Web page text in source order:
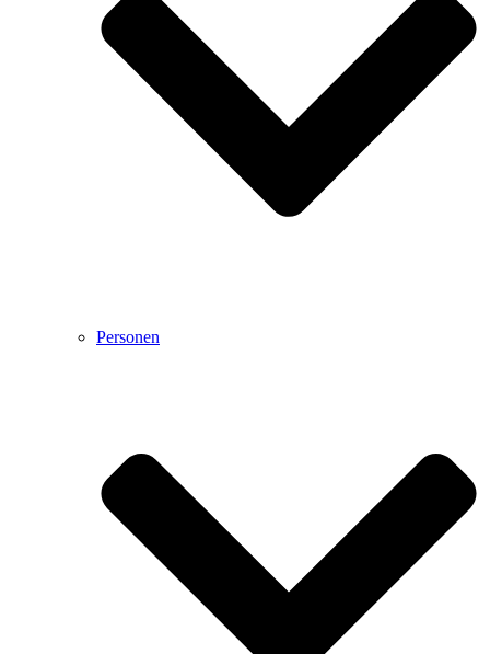
Personen